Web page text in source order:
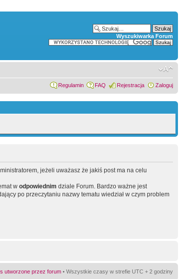
Wyszukiwarka Forum
Regulamin FAQ Rejestracja Zaloguj
jeżeli uważasz że jakiś post ma na celu
w odpowiednim dziale Forum. Bardzo ważne jest
po przeczytaniu nazwy tematu wiedział w czym problem
utworzone przez forum • Wszystkie czasy w strefie UTC + 2 godziny